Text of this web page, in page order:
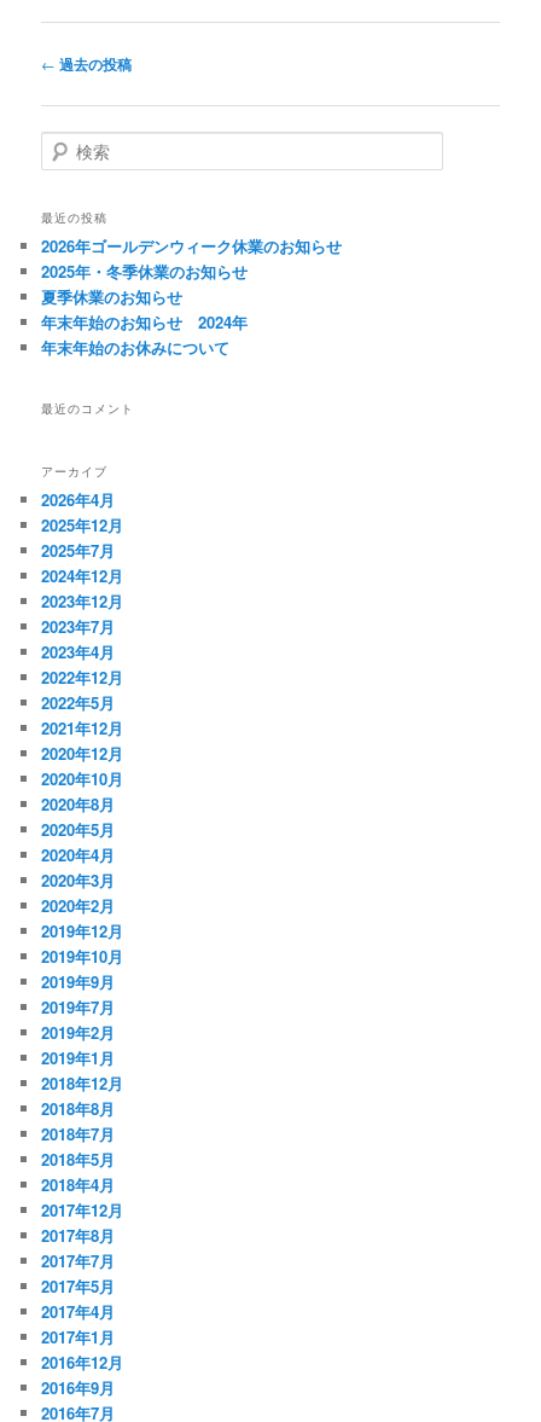
投
ナ
ビ
ゲ
シ
ョ
ン
← 過去の投稿
検
索
最近の投稿
2026年ゴールデンウィーク休業のお知らせ
2025年・冬季休業のお知らせ
夏季休業のお知らせ
年末年始のお知らせ 2024年
年末年始のお休みについて
最近のコメント
アーカイブ
2026年4月
2025年12月
2025年7月
2024年12月
2023年12月
2023年7月
2023年4月
2022年12月
2022年5月
2021年12月
2020年12月
2020年10月
2020年8月
2020年5月
2020年4月
2020年3月
2020年2月
2019年12月
2019年10月
2019年9月
2019年7月
2019年2月
2019年1月
2018年12月
2018年8月
2018年7月
2018年5月
2018年4月
2017年12月
2017年8月
2017年7月
2017年5月
2017年4月
2017年1月
2016年12月
2016年9月
2016年7月